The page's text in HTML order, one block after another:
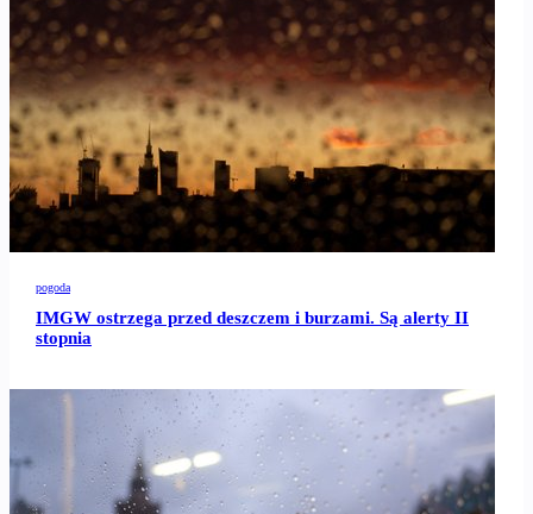
pogoda
IMGW ostrzega przed deszczem i burzami. Są alerty II
stopnia